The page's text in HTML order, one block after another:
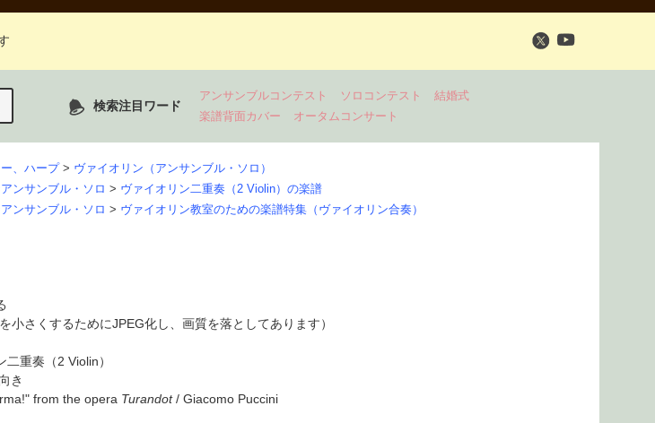
検索注目ワード
アンサンブルコンテスト ソロコンテスト
結婚式
楽譜背面カバー
オータムコンサート
、ハープ > ヴァイオリン（アンサンブル・ソロ）
ンサンブル・ソロ > ヴァイオリン二重奏（2 Violin）の楽譜
ンサンブル・ソロ > ヴァイオリン教室のための楽譜特集（ヴァイオリン合奏）
小さくするためにJPEG化し、画質を落としてあります）
二重奏 （2 Violin）
き
from the opera Turandot/ Giacomo Puccini